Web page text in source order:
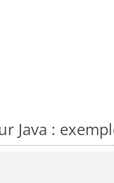
Java :